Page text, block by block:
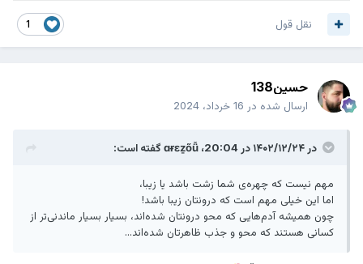
نقل قول
حسین138
ارسال شده در 16 خرداد، 2024
در ۱۴۰۲/۱۲/۲۴ در 20:04، ɑɍɛẕőǚگفته است:
مهم نیست که چهره‌ی شما زشت باشد یا زیبا،
اما این خیلی مهم است که درونتان زیبا باشد!
چون همیشه آدم‌هایی که محو درونتان شده‌اند، بسیار بسیار ماندنی‌تر از
کسانی هستند که محو و جذب ظاهرتان شده‌اند...